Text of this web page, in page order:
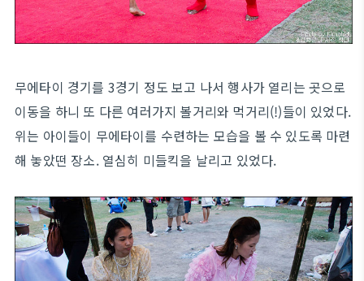
무에타이 경기를 3경기 정도 보고 나서 행사가 열리는 곳으로
이동을 하니 또 다른 여러가지 볼거리와 먹거리(!)들이 있었다.
위는 아이들이 무에타이를 수련하는 모습을 볼 수 있도록 마련
해 놓았떤 장소. 열심히 미들킥을 날리고 있었다.